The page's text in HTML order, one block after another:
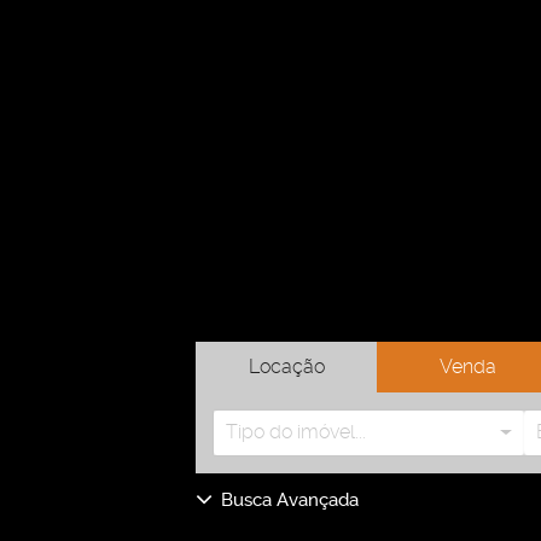
Locação Venda
Tipo do imóvel...
Busca Avançada